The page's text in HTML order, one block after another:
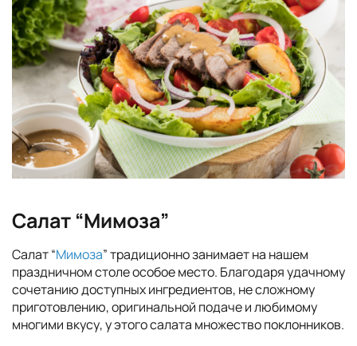
Салат “Мимоза”
Салат “Мимоза” традиционно занимает на нашем
праздничном столе особое место. Благодаря удачному
сочетанию доступных ингредиентов, не сложному
приготовлению, оригинальной подаче и любимому
многими вкусу, у этого салата множество поклонников.